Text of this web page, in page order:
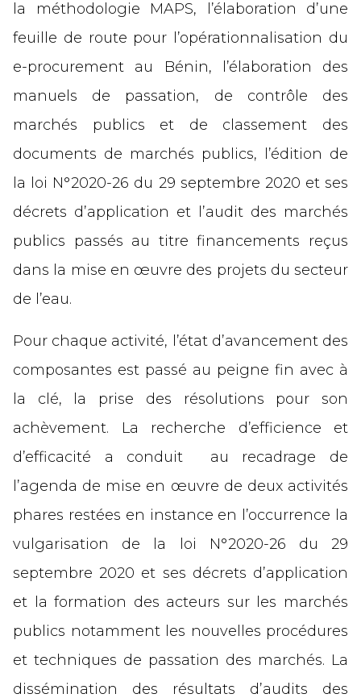
la méthodologie MAPS, l’élaboration d’une
feuille de route pour l’opérationnalisation du
e-procurement au Bénin, l’élaboration des
manuels de passation, de contrôle des
marchés publics et de classement des
documents de marchés publics, l’édition de
la loi N°2020-26 du 29 septembre 2020 et ses
décrets d’application et l’audit des marchés
publics passés au titre financements reçus
dans la mise en œuvre des projets du secteur
de l’eau.
Pour chaque activité, l’état d’avancement des
composantes est passé au peigne fin avec à
la clé, la prise des résolutions pour son
achèvement. La recherche d’efficience et
d’efficacité a conduit au recadrage de
l’agenda de mise en œuvre de deux activités
phares restées en instance en l’occurrence la
vulgarisation de la loi N°2020-26 du 29
septembre 2020 et ses décrets d’application
et la formation des acteurs sur les marchés
publics notamment les nouvelles procédures
et techniques de passation des marchés. La
dissémination des résultats d’audits des